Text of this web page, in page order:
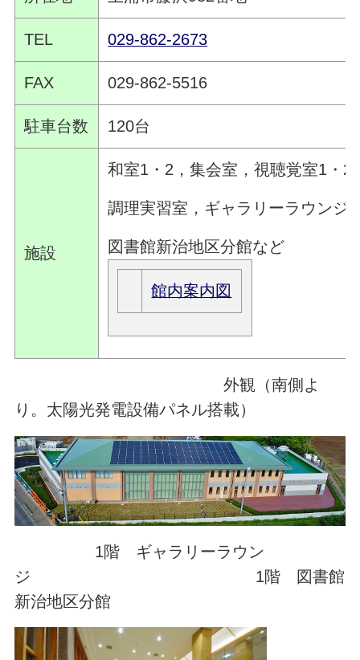
TEL 029-862-2673
FAX 029-862-5516
駐車台数 120台
施設
和室1・2，集会室，視聴覚室1・2
調理実習室，ギャラリーラウンジ
図書館新治地区分館など
館内案内図
外観（南側よ
り。太陽光発電設備パネル搭載）
1階 ギャラリーラウン
ジ 1階 図書館
新治地区分館